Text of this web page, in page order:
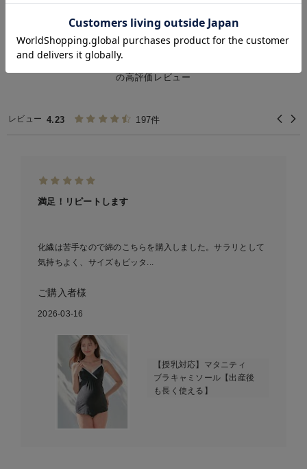
お気に入り商品を確認する
マタニティTOP ＞ マタニティ・授乳服 全商品 ＞ マタニティ 下着・インナー
REVIEW
マタニティ 授乳 キャミソール (白/ホワイト)
の高評価レビュー
レビュー 4.23 197件
満足！リピートします
化繊は苦手なので綿のこちらを購入しました。サラリとして
気持ちよく、サイズもピッタ...
ご購入者様
2026-03-16
【授乳対応】マタニティ
ブラキャミソール【出産後
も長く使える】